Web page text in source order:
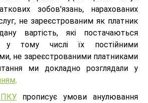
зобов'язань, нарахованих
не зареєстрованим як платник
вартість, які постачаються
у тому числі їх постійними
не зареєстрованими платниками
ми докладно розглядали у
.
прописує умови анулювання